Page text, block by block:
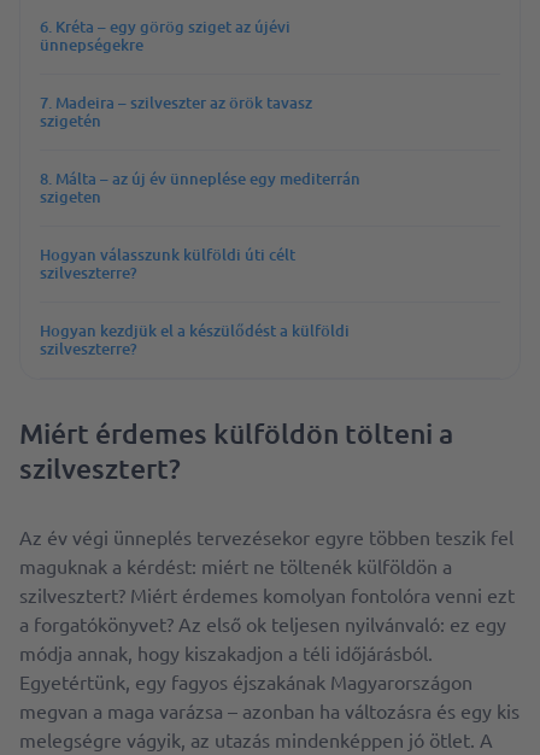
6. Kréta – egy görög sziget az újévi
ünnepségekre
7. Madeira – szilveszter az örök tavasz
szigetén
8. Málta – az új év ünneplése egy mediterrán
szigeten
Hogyan válasszunk külföldi úti célt
szilveszterre?
Hogyan kezdjük el a készülődést a külföldi
szilveszterre?
Miért érdemes külföldön tölteni a
szilvesztert?
Az év végi ünneplés tervezésekor egyre többen teszik fel
maguknak a kérdést: miért ne töltenék külföldön a
szilvesztert? Miért érdemes komolyan fontolóra venni ezt
a forgatókönyvet? Az első ok teljesen nyilvánvaló: ez egy
módja annak, hogy kiszakadjon a téli időjárásból.
Egyetértünk, egy fagyos éjszakának Magyarországon
megvan a maga varázsa – azonban ha változásra és egy kis
melegségre vágyik, az utazás mindenképpen jó ötlet. A